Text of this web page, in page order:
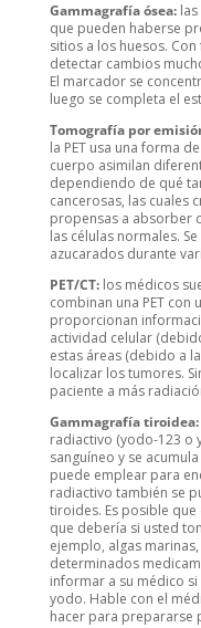
Gammagrafía ósea:las
que pueden haberse
sitios a los huesos.
detectar cambios
El marcador se
luego se completa el
Tomografía por
la PET usa una forma
cuerpo asimilan
dependiendo de qué
cancerosas, las cuales
propensas a absorber
las células normales.
azucarados durante
PET/CT:los médicos
combinan una PET con
proporcionan
actividad celular
estas áreas (debido a
localizar los tumores.
paciente a más
Gammagrafía tiroidea:
radiactivo (yodo-123 o
sanguíneo y se
puede emplear para
radiactivo también se
tiroides. Es posible
que debería si usted
ejemplo, algas
determinados
informar a su médico
yodo. Hable con el
hacer para prepararse